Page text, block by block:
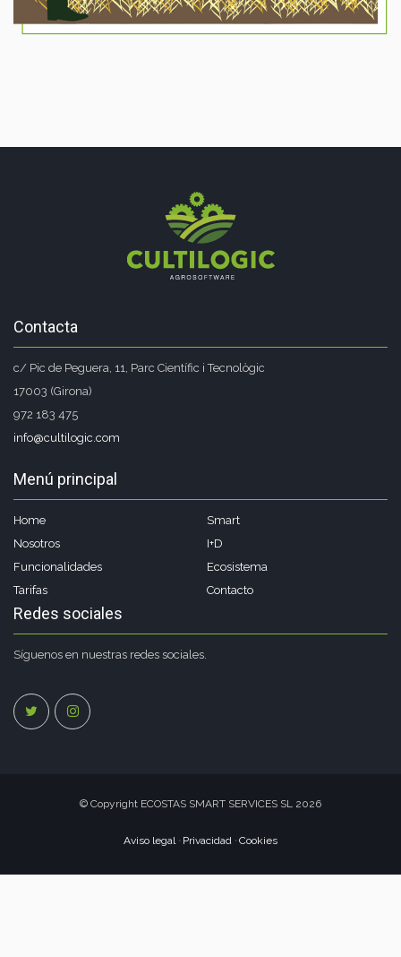
Contacta
c/ Pic de Peguera, 11, Parc Científic i Tecnològic
17003 (Girona)
972 183 475
info@cultilogic.com
Menú principal
Home
Nosotros
Funcionalidades
Tarifas
Smart
I+D
Ecosistema
Contacto
Redes sociales
Síguenos en nuestras redes sociales.
© Copyright ECOSTAS SMART SERVICES SL 2026
Aviso legal Privacidad Cookies